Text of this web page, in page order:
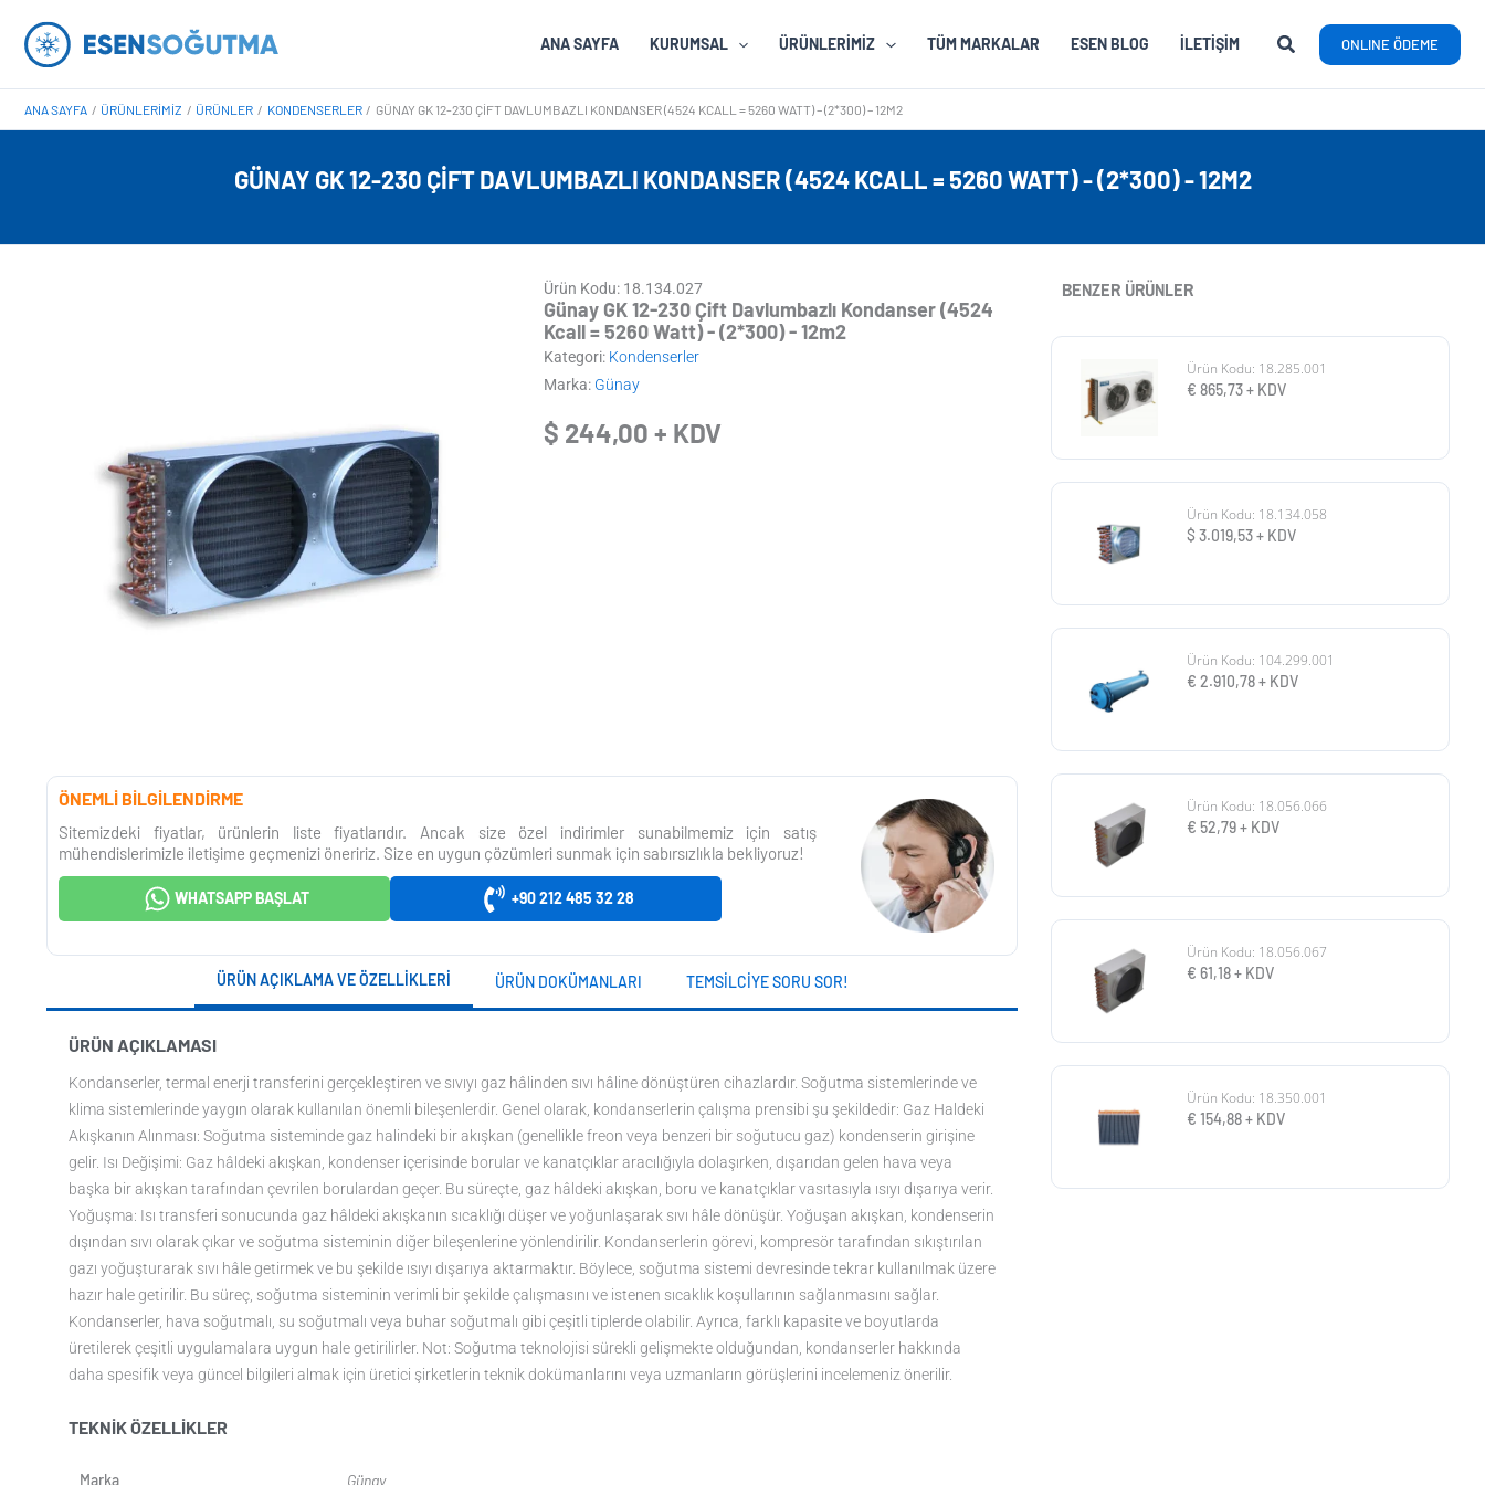
atla
ANA SAYFA KURUMSAL ÜRÜNLERIMIZ TÜM MARKALAR ESEN BLOG İLETIŞIM ONLINE ÖDEME
ANA SAYFA ÜRÜNLERIMIZ ÜRÜNLER KONDENSERLER GÜNAY GK 12-230 ÇIFT DAVLUMBAZLI KONDANSER (4524 KCALL = 5260 WATT) – (2*300) – 12M2
GÜNAY GK 12-230 ÇIFT DAVLUMBAZLI KONDANSER (4524 KCALL = 5260 WATT) - (2*300) - 12M2
Ürün Kodu: 18.134.027
Günay GK 12-230 Çift Davlumbazlı Kondanser (4524
Kcall = 5260 Watt) - (2*300) - 12m2
Kategori: Kondenserler
Marka: Günay
$ 244,00 + KDV
ÖNEMLİ BİLGİLENDİRME
Sitemizdeki fiyatlar, ürünlerin liste fiyatlarıdır. Ancak size özel indirimler sunabilmemiz için satış
mühendislerimizle iletişime geçmenizi öneririz. Size en uygun çözümleri sunmak için sabırsızlıkla bekliyoruz!
WHATSAPP BAŞLAT +90 212 485 32 28
ÜRÜN AÇIKLAMA VE ÖZELLIKLERI ÜRÜN DOKÜMANLARI TEMSILCIYE SORU SOR!
ÜRÜN AÇIKLAMASI
Kondanserler, termal enerji transferini gerçekleştiren ve sıvıyı gaz hâlinden sıvı hâline dönüştüren cihazlardır. Soğutma sistemlerinde ve
klima sistemlerinde yaygın olarak kullanılan önemli bileşenlerdir. Genel olarak, kondanserlerin çalışma prensibi şu şekildedir: Gaz Haldeki
Akışkanın Alınması: Soğutma sisteminde gaz halindeki bir akışkan (genellikle freon veya benzeri bir soğutucu gaz) kondenserin girişine
gelir. Isı Değişimi: Gaz hâldeki akışkan, kondenser içerisinde borular ve kanatçıklar aracılığıyla dolaşırken, dışarıdan gelen hava veya
başka bir akışkan tarafından çevrilen borulardan geçer. Bu süreçte, gaz hâldeki akışkan, boru ve kanatçıklar vasıtasıyla ısıyı dışarıya verir.
Yoğuşma: Isı transferi sonucunda gaz hâldeki akışkanın sıcaklığı düşer ve yoğunlaşarak sıvı hâle dönüşür. Yoğuşan akışkan, kondenserin
dışından sıvı olarak çıkar ve soğutma sisteminin diğer bileşenlerine yönlendirilir. Kondanserlerin görevi, kompresör tarafından sıkıştırılan
gazı yoğuşturarak sıvı hâle getirmek ve bu şekilde ısıyı dışarıya aktarmaktır. Böylece, soğutma sistemi devresinde tekrar kullanılmak üzere
hazır hale getirilir. Bu süreç, soğutma sisteminin verimli bir şekilde çalışmasını ve istenen sıcaklık koşullarının sağlanmasını sağlar.
Kondanserler, hava soğutmalı, su soğutmalı veya buhar soğutmalı gibi çeşitli tiplerde olabilir. Ayrıca, farklı kapasite ve boyutlarda
üretilerek çeşitli uygulamalara uygun hale getirilirler. Not: Soğutma teknolojisi sürekli gelişmekte olduğundan, kondanserler hakkında
daha spesifik veya güncel bilgileri almak için üretici şirketlerin teknik dokümanlarını veya uzmanların görüşlerini incelemeniz önerilir.
TEKNIK ÖZELLIKLER
Marka Günay
BENZER ÜRÜNLER
Ürün Kodu: 18.285.001
€ 865,73+ KDV
Ürün Kodu: 18.134.058
$ 3.019,53+ KDV
Ürün Kodu: 104.299.001
€ 2.910,78+ KDV
Ürün Kodu: 18.056.066
€ 52,79+ KDV
Ürün Kodu: 18.056.067
€ 61,18+ KDV
Ürün Kodu: 18.350.001
€ 154,88+ KDV